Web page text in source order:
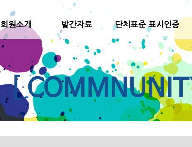
회원소개 발간자료 단체표준 표시인증
[